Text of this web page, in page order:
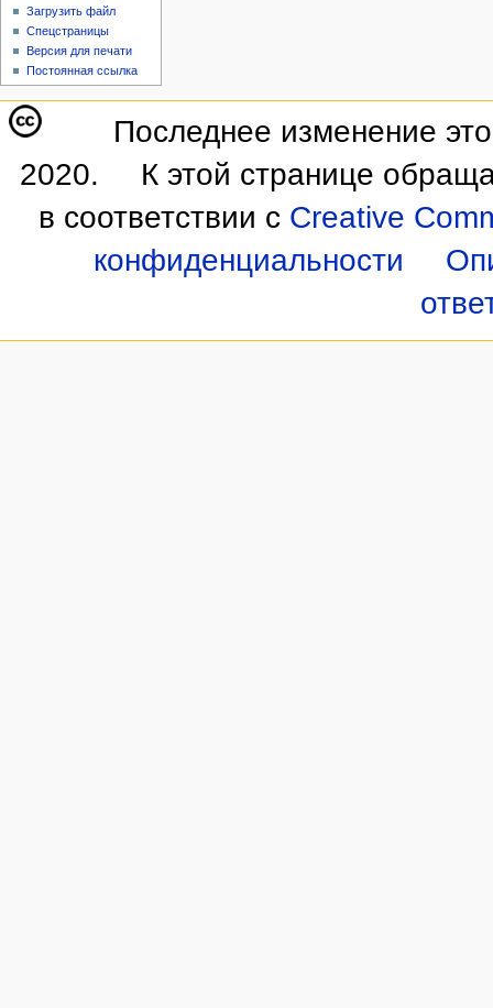
Загрузить файл
Спецстраницы
Версия для печати
Постоянная ссылка
Последнее изменение
2020.
К этой странице
в соответствии с Creative
конфиденциальности